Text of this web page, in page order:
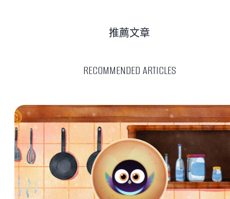
RECOMMENDED ARTICLES
推薦文章